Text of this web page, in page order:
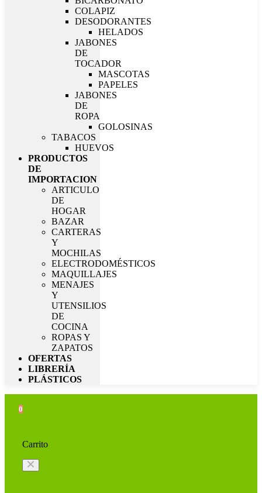
COLAPIZ
DESODORANTES
HELADOS
JABONES
DE
TOCADOR
MASCOTAS
PAPELES
JABONES
DE
ROPA
GOLOSINAS
TABACOS
HUEVOS
PRODUCTOS
DE
IMPORTACION
ARTICULO
DE
HOGAR
BAZAR
CARTERAS
Y
MOCHILAS
ELECTRODOMÉSTICOS
MAQUILLAJES
MENAJES
Y
UTENSILIOS
DE
COCINA
ROPAS Y
ZAPATOS
OFERTAS
LIBRERÍA
PLÁSTICOS
0
Carrito